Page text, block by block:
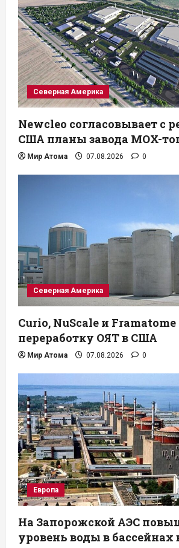
Северная Америка
Newcleo согласовывает с
США планы завода MOX-
Мир Атома 07.08.2026 0
Северная Америка
Curio, NuScale и
переработку ОЯТ в США
Мир Атома 07.08.2026 0
Европа
На Запорожской АЭС
уровень воды в